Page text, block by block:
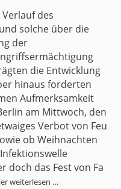
des
solche über die
der
die Entwicklung
hinaus forderten
Aufmerksamkeit
am Mittwoch, den
Verbot von Feu
ob Weihnachten
doch das Fest von Fa
weiterlesen …